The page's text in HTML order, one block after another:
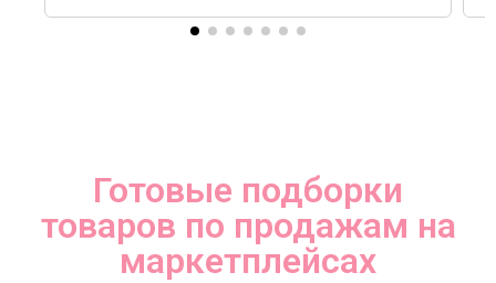
Готовые подборки
товаров по продажам на
маркетплейсах